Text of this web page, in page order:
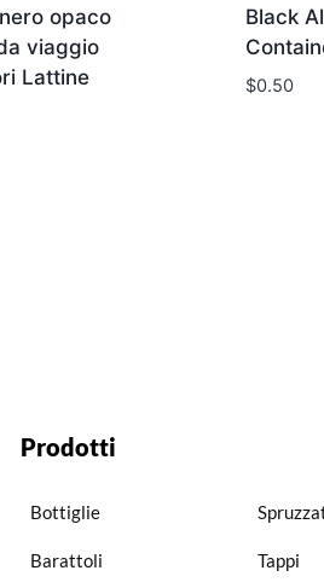
opaco
viaggio
Lattine
Black
$0.50
Prodotti
Bottiglie
Barattoli Tappi